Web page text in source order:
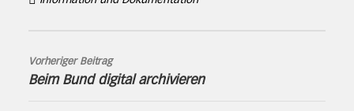
Vorheriger Beitrag
Beim Bund digital archivieren